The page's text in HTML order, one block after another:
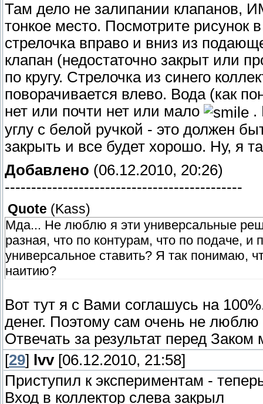
Там дело не залипании клапанов,
тонкое место. Посмотрите рисунок
стрелочка вправо и вниз из
клапан (недостаточно закрыт или
по кругу. Стрелочка из синего
поворачивается влево. Вода (как
нет или почти нет или мало
.
углу с белой ручкой - это должен
закрыть и все будет хорошо. Ну, я
Добавлено (06.12.2010, 20:26)
---------------------------------------------
Quote ( Kass)
Мда... Не люблю я эти универсальные
разная, что по контурам, что по подаче,
универсальное ставить? Я так понимаю,
наитию?
Вот тут я с Вами соглашусь на
денег. Поэтому сам очень не
Отвечать за результат перед
[29] lvv[06.12.2010, 21:58]
Приступил к экспериментам -
Вход в коллектор слева закрыл